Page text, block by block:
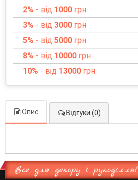
2% - від 1000 грн
3% - від 3000 грн
5% - від 5000 грн
8% - від 10000 грн
10% - від 13000 грн
Опис Відгуки (0)
Все для декору і рукоділля!